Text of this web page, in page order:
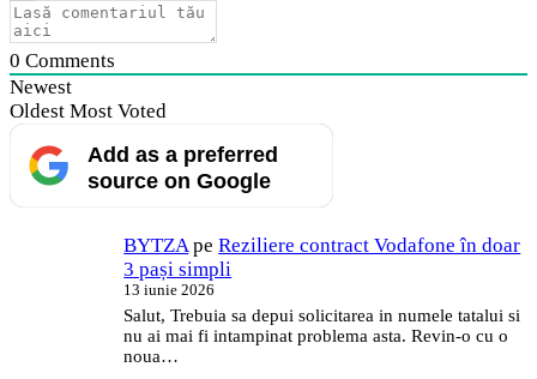
0 Comments
Newest
Oldest Most Voted
Add as a preferred
source on Google
BYTZA peReziliere contract Vodafone în doar
3 pași simpli
13 iunie 2026
Salut, Trebuia sa depui solicitarea in numele tatalui si
nu ai mai fi intampinat problema asta. Revin-o cu o
noua…